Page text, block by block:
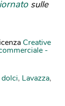
sulle
Creative
-
dolci, Lavazza,